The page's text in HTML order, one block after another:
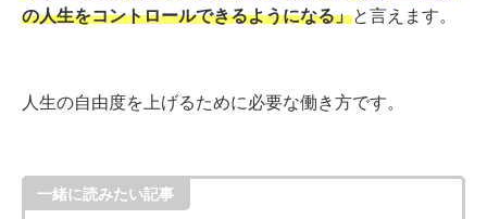
の人生をコントロールできるようになる」と言えます。
人生の自由度を上げるために必要な働き方です。
一緒に読みたい記事